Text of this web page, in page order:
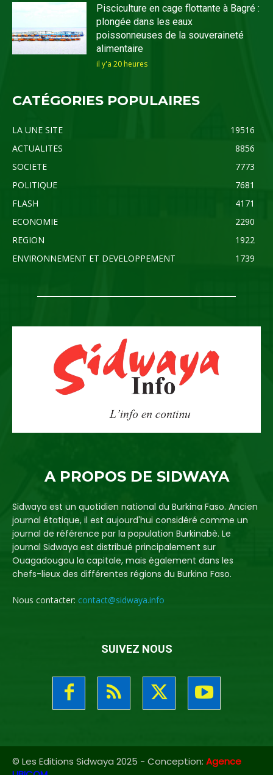
Pisciculture en cage flottante à Bagré :
plongée dans les eaux
poissonneuses de la souveraineté
alimentaire
il y'a 20 heures
CATÉGORIES POPULAIRES
LA UNE SITE
19516
ACTUALITES
8856
SOCIETE
7773
POLITIQUE
7681
FLASH
4171
ECONOMIE
2290
REGION
1922
ENVIRONNEMENT ET DEVELOPPEMENT
1739
A PROPOS DE SIDWAYA
Sidwaya est un quotidien national du Burkina Faso. Ancien
journal étatique, il est aujourd'hui considéré comme un
journal de référence par la population Burkinabè. Le
journal Sidwaya est distribué principalement sur
Ouagadougou la capitale, mais également dans les
chefs-lieux des différentes régions du Burkina Faso.
Nous contacter: contact@sidwaya.info
SUIVEZ NOUS
© Les Editions Sidwaya 2025 - Conception: Agence